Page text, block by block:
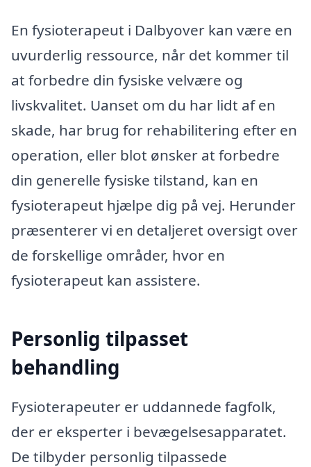
En fysioterapeut i Dalbyover kan være en
uvurderlig ressource, når det kommer til
at forbedre din fysiske velvære og
livskvalitet. Uanset om du har lidt af en
skade, har brug for rehabilitering efter en
operation, eller blot ønsker at forbedre
din generelle fysiske tilstand, kan en
fysioterapeut hjælpe dig på vej. Herunder
præsenterer vi en detaljeret oversigt over
de forskellige områder, hvor en
fysioterapeut kan assistere.
Personlig tilpasset
behandling
Fysioterapeuter er uddannede fagfolk,
der er eksperter i bevægelsesapparatet.
De tilbyder personlig tilpassede